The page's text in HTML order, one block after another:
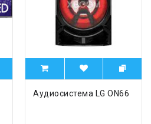
Аудиосистема LG ON66